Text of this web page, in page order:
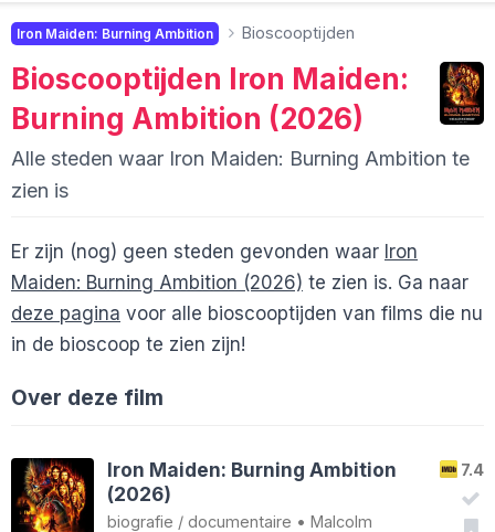
Iron Maiden: Burning Ambition Bioscooptijden
Bioscooptijden Iron Maiden:
Burning Ambition (2026)
Alle steden waar Iron Maiden: Burning Ambition te
zien is
Er zijn (nog) geen steden gevonden waar Iron
Maiden: Burning Ambition (2026) te zien is. Ga naar
deze pagina voor alle bioscooptijden van films die nu
in de bioscoop te zien zijn!
Over deze film
7.4
Iron Maiden: Burning Ambition
(2026)
biografie / documentaire • Malcolm